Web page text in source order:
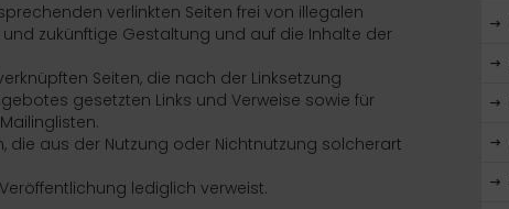
verlinkten Seiten frei von illegalen
und zukünftige Gestaltung und auf die Inhalte der
Seiten, die nach der Linksetzung
gesetzten Links und Verweise sowie für
die aus der Nutzung oder Nichtnutzung solcherart
lediglich verweist.